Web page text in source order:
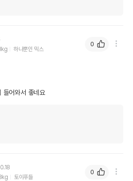
이후인 상품이 출고됩니다.
하나뿐인 믹스
들어와서 좋네요
0
토이푸들
0